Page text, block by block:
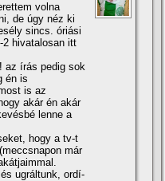
volna
de úgy néz ki
sincs. óriási
2 hivatalosan itt
az í­rás pedig sok
én is
is az
akár én akár
lenne a
hogy a tv-t
már
ugráltunk, ordí­